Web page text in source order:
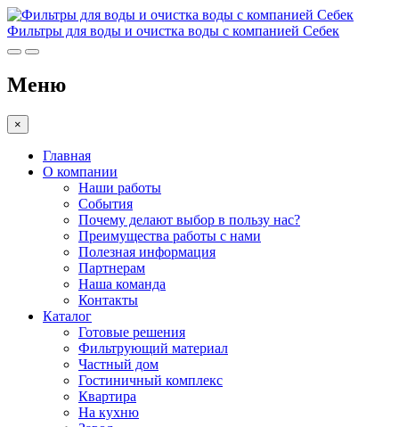
Фильтры для воды и очистка воды с компанией Себек
Меню
×
Главная
О компании
Наши работы
События
Почему делают выбор в пользу нас?
Преимущества работы с нами
Полезная информация
Партнерам
Наша команда
Контакты
Каталог
Готовые решения
Фильтрующий материал
Частный дом
Гостиничный комплекс
Квартира
На кухню